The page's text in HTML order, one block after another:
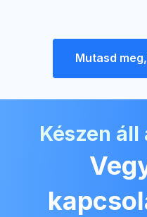
Mutasd
Készen